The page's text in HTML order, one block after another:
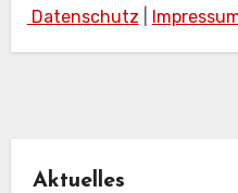
Datenschutz
Aktuelles